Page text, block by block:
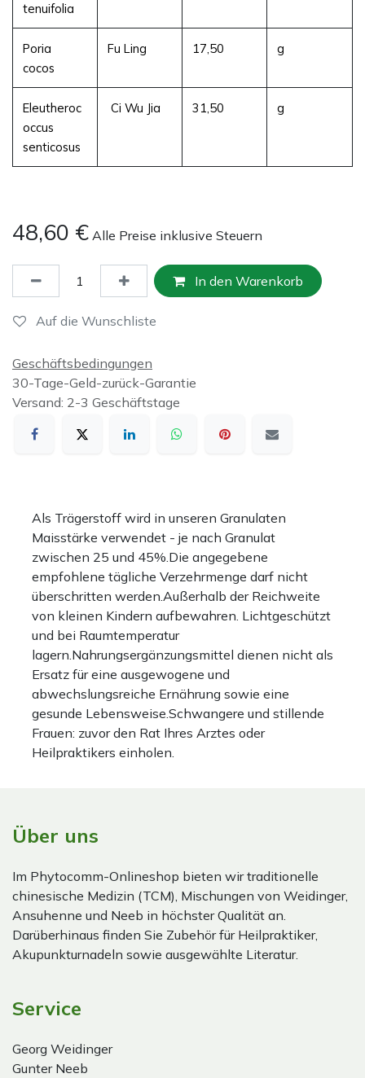
tenuifolia
Poria
cocos
Fu Ling 17,50 g
Eleutheroc
occus
senticosus
Ci Wu Jia 31,50 g
48,60 € Alle Preise inklusive Steuern
In den Warenkorb
Auf die Wunschliste
Geschäftsbedingungen
30-Tage-Geld-zurück-Garantie
Versand: 2-3 Geschäftstage
Als Trägerstoff wird in unseren Granulaten
Maisstärke verwendet - je nach Granulat
zwischen 25 und 45%.Die angegebene
empfohlene tägliche Verzehrmenge darf nicht
überschritten werden.Außerhalb der Reichweite
von kleinen Kindern aufbewahren. Lichtgeschützt
und bei Raumtemperatur
lagern.Nahrungsergänzungsmittel dienen nicht als
Ersatz für eine ausgewogene und
abwechslungsreiche Ernährung sowie eine
gesunde Lebensweise.Schwangere und stillende
Frauen: zuvor den Rat Ihres Arztes oder
Heilpraktikers einholen.
Über uns
Im Phytocomm-Onlineshop bieten wir traditionelle
chinesische Medizin (TCM), Mischungen von Weidinger,
Ansuhenne und Neeb in höchster Qualität an.
Darüberhinaus finden Sie Zubehör für Heilpraktiker,
Akupunkturnadeln sowie ausgewählte Literatur.
Service
Georg Weidinger
Gunter Neeb